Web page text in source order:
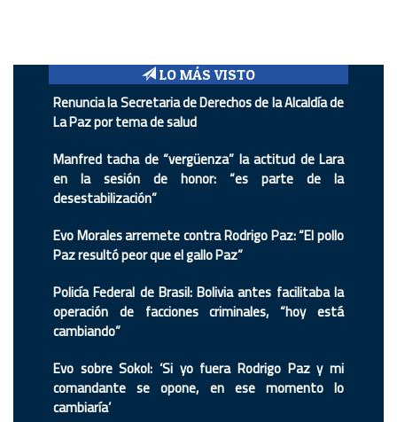
LO MÁS VISTO
Renuncia la Secretaria de Derechos de la Alcaldía de
La Paz por tema de salud
Manfred tacha de “vergüenza” la actitud de Lara
en la sesión de honor: “es parte de la
desestabilización”
Evo Morales arremete contra Rodrigo Paz: “El pollo
Paz resultó peor que el gallo Paz”
Policía Federal de Brasil: Bolivia antes facilitaba la
operación de facciones criminales, “hoy está
cambiando”
Evo sobre Sokol: ‘Si yo fuera Rodrigo Paz y mi
comandante se opone, en ese momento lo
cambiaría’